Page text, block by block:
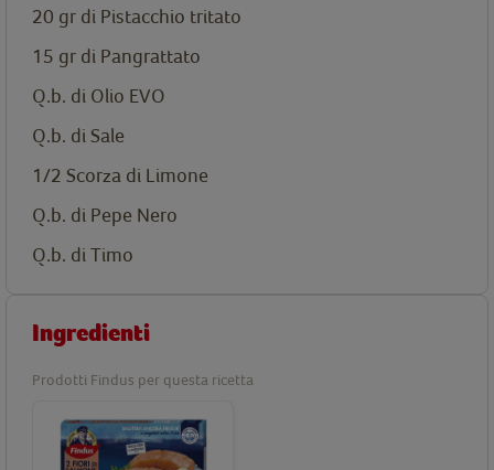
20 gr di Pistacchio tritato
15 gr di Pangrattato
Q.b. di Olio EVO
Q.b. di Sale
1/2 Scorza di Limone
Q.b. di Pepe Nero
Q.b. di Timo
Ingredienti
Prodotti Findus per questa ricetta